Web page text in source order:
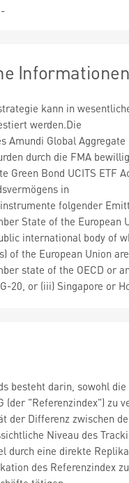
-
kann in
werden.Die
Amundi Global Aggregate
durch die FMA
Green Bond UCITS ETF
in
folgender
State of the European
international body of
of the European Union are
state of the OECD or
20, or (iii) Singapore or
besteht darin, sowohl
(der "Referenzindex")
der Differenz zwischen
Niveau des
durch eine direkte
des Referenzindex